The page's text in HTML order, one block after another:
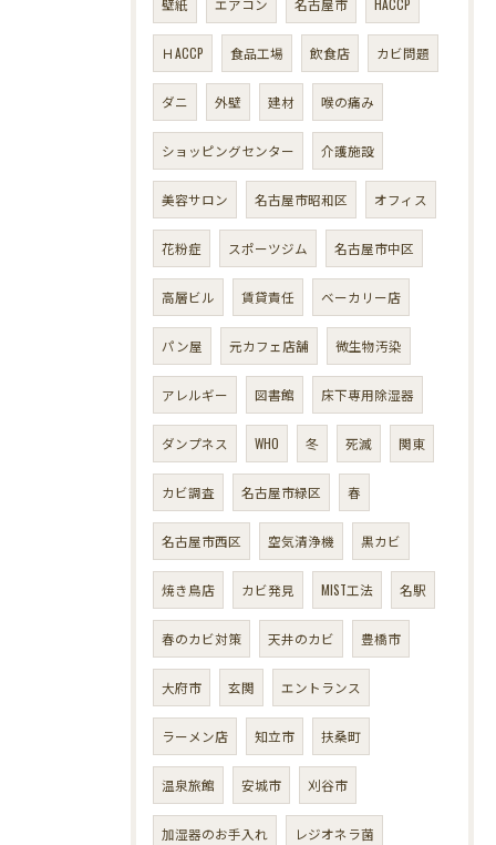
壁紙 エアコン 名古屋市 HACCP
ＨACCP 食品工場 飲食店 カビ問題
ダニ 外壁 建材 喉の痛み
ショッピングセンター 介護施設
美容サロン 名古屋市昭和区 オフィス
花粉症 スポーツジム 名古屋市中区
高層ビル 賃貸責任 ベーカリー店
パン屋 元カフェ店舗 微生物汚染
アレルギー 図書館 床下専用除湿器
ダンプネス WHO 冬 死滅 関東
カビ調査 名古屋市緑区 春
名古屋市西区 空気清浄機 黒カビ
焼き鳥店 カビ発見 MIST工法 名駅
春のカビ対策 天井のカビ 豊橋市
大府市 玄関 エントランス
ラーメン店 知立市 扶桑町
温泉旅館 安城市 刈谷市
加湿器のお手入れ レジオネラ菌